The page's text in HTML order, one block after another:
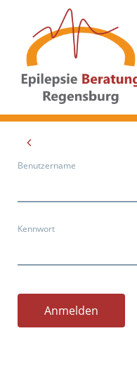
Benutzername
Kennwort
Anmelden